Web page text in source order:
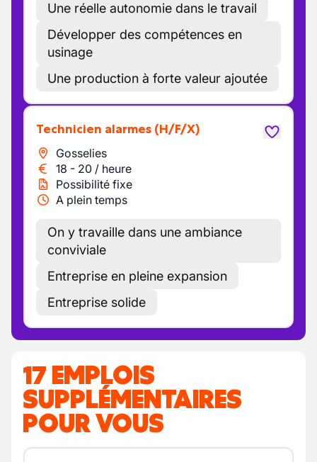
Une réelle autonomie dans le travail
Développer des compétences en
usinage
Une production à forte valeur ajoutée
Technicien alarmes (H/F/X)
Gosselies
18 - 20 / heure
Possibilité fixe
A plein temps
On y travaille dans une ambiance
conviviale
Entreprise en pleine expansion
Entreprise solide
17 EMPLOIS
SUPPLÉMENTAIRES
POUR VOUS